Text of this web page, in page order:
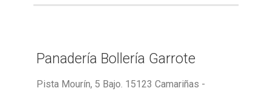
Panadería Bollería Garrote
Pista Mourín, 5 Bajo. 15123 Camariñas -